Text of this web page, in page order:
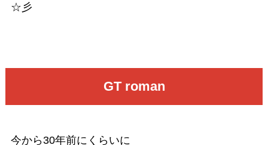
☆彡
GT roman
今から30年前にくらいに